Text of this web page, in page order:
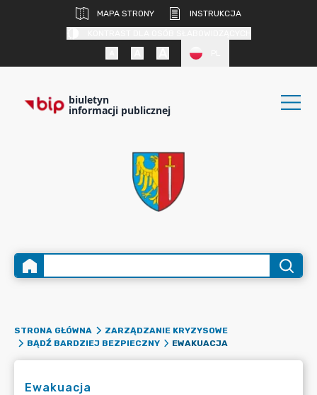
MAPA STRONY
INSTRUKCJA
biuletyn
informacji publicznej
STRONA GŁÓWNA
ZARZĄDZANIE KRYZYSOWE
BĄDŹ BARDZIEJ BEZPIECZNY
EWAKUACJA
Ewakuacja